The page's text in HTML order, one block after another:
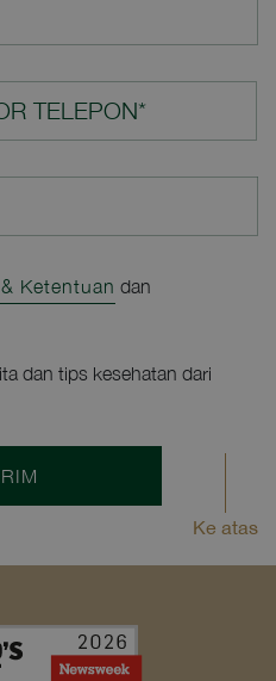
Ketentuan dan
dan tips kesehatan dari
Ke atas